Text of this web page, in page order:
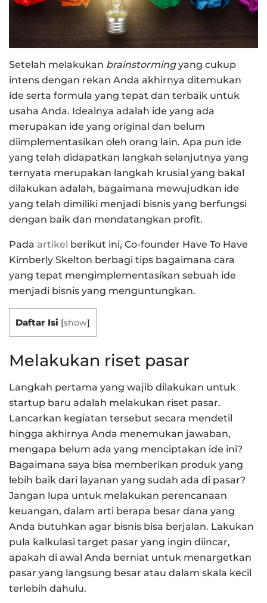
Setelah melakukan brainstormingyang cukup
intens dengan rekan Anda akhirnya ditemukan
ide serta formula yang tepat dan terbaik untuk
usaha Anda. Idealnya adalah ide yang ada
merupakan ide yang original dan belum
diimplementasikan oleh orang lain. Apa pun ide
yang telah didapatkan langkah selanjutnya yang
ternyata merupakan langkah krusial yang bakal
dilakukan adalah, bagaimana mewujudkan ide
yang telah dimiliki menjadi bisnis yang berfungsi
dengan baik dan mendatangkan profit.
Pada artikel berikut ini, Co-founder Have To Have
Kimberly Skelton berbagi tips bagaimana cara
yang tepat mengimplementasikan sebuah ide
menjadi bisnis yang menguntungkan.
Daftar Isi [show]
Melakukan riset pasar
Langkah pertama yang wajib dilakukan untuk
startup baru adalah melakukan riset pasar.
Lancarkan kegiatan tersebut secara mendetil
hingga akhirnya Anda menemukan jawaban,
mengapa belum ada yang menciptakan ide ini?
Bagaimana saya bisa memberikan produk yang
lebih baik dari layanan yang sudah ada di pasar?
Jangan lupa untuk melakukan perencanaan
keuangan, dalam arti berapa besar dana yang
Anda butuhkan agar bisnis bisa berjalan. Lakukan
pula kalkulasi target pasar yang ingin diincar,
apakah di awal Anda berniat untuk menargetkan
pasar yang langsung besar atau dalam skala kecil
terlebih dahulu.